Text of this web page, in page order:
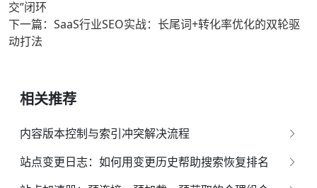
交”闭环
下一篇：SaaS行业SEO实战：长尾词+转化率优化的双轮驱
动打法
相关推荐
内容版本控制与索引冲突解决流程
站点变更日志：如何用变更历史帮助搜索恢复排名